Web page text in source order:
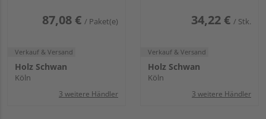
87,08 € / Paket(e)
Verkauf & Versand
Holz Schwan
Köln
3 weitere Händler
34,22 € / Stk.
Verkauf & Versand
Holz Schwan
Köln
3 weitere Händler